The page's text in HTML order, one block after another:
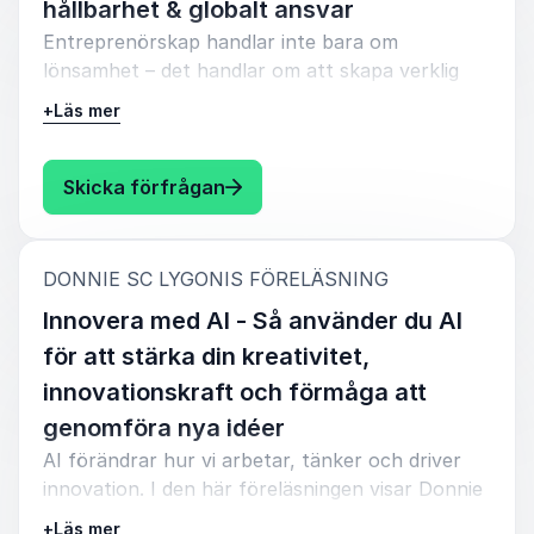
hållbarhet & globalt ansvar
Entreprenörskap handlar inte bara om
lönsamhet – det handlar om att skapa verklig
förändring. Hållbara och socialt ansvarstagande
företag är inte bara etiskt rätt, utan även
affärsmässigt smart.
Hur företag kan bygga en hållbar och
Exempel på företag som integrerat globalt
ansvar och gjort det till en konkurrensfördel
Praktiska strategier för att balansera vinst
och samhällspåverkan
+Läs mer
Skicka förfrågan: Donnie SC Lygonis
DONNIE SC LYGONIS FÖRELÄSNING
Innovera med AI - Så använder du AI
för att stärka din kreativitet,
innovationskraft och förmåga att
genomföra nya idéer
AI förändrar hur vi arbetar, tänker och driver
innovation. I den här föreläsningen visar Donnie
SC Lygonis hur AI kan användas som ett
+Läs mer